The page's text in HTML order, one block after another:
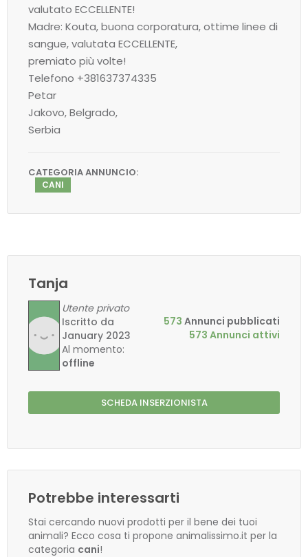
valutato ECCELLENTE!
Madre: Kouta, buona corporatura, ottime linee di
sangue, valutata ECCELLENTE,
premiato più volte!
Telefono +381637374335
Petar
Jakovo, Belgrado,
Serbia
CATEGORIA ANNUNCIO:
CANI
Tanja
Utente privato
Iscritto da
January 2023
Al momento:
offline
573 Annunci pubblicati
573 Annunci attivi
SCHEDA INSERZIONISTA
Potrebbe interessarti
Stai cercando nuovi prodotti per il bene dei tuoi
animali? Ecco cosa ti propone animalissimo.it per la
categoria cani!